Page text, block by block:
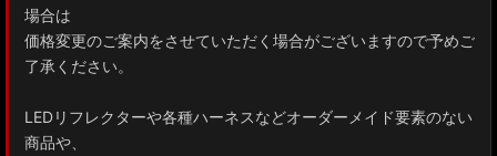
ZYX10 NGX50 C-HR
AAHH40W/AAHH45W/TAHA40W ヴェルファイア
AAHH40W/AAHH45W/AGH40W アルファード
場合は
価格変更のご案内をさせていただく場合がございますので予めご
了承ください。
LEDリフレクターや各種ハーネスなどオーダーメイド要素のない
商品や、